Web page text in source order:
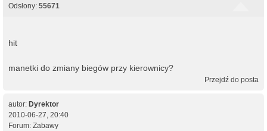
Odsłony: 55671
hit
manetki do zmiany biegów przy kierownicy?
Przejdź do posta
autor: Dyrektor
2010-06-27, 20:40
Forum: Zabawy